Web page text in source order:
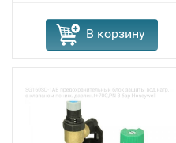
В корзину